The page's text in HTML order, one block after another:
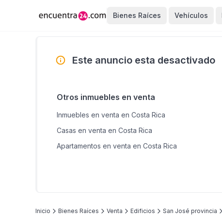
Bienes Raíces Vehículos
Este anuncio esta desactivado
Otros inmuebles en venta
Inmuebles en venta en Costa Rica
Casas en venta en Costa Rica
Apartamentos en venta en Costa Rica
Inicio Bienes Raíces Venta Edificios San José provincia